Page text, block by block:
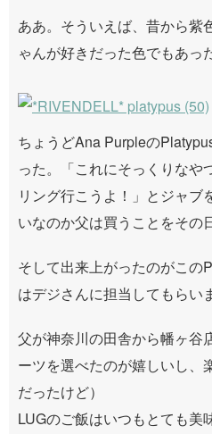
ああ。そういえば、昔から紫
ゃんが好きだった色でもあっ
ちょうどAna Purpleの
った。「これにそっくりなや
リング行こうよ！」とジャブ
いなのか父は買うことをその
そして出来上がったのがこの
はデジさんに担当してもらい
父が神奈川の田舎から幡ヶ谷
ーツを選べたのが嬉しいし、
だったけど）
LUGのご飯はいつもとても美